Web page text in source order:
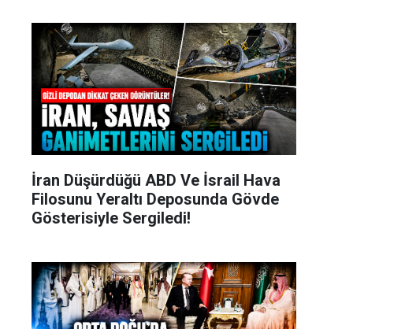
İran Düşürdüğü ABD Ve İsrail Hava
Filosunu Yeraltı Deposunda Gövde
Gösterisiyle Sergiledi!